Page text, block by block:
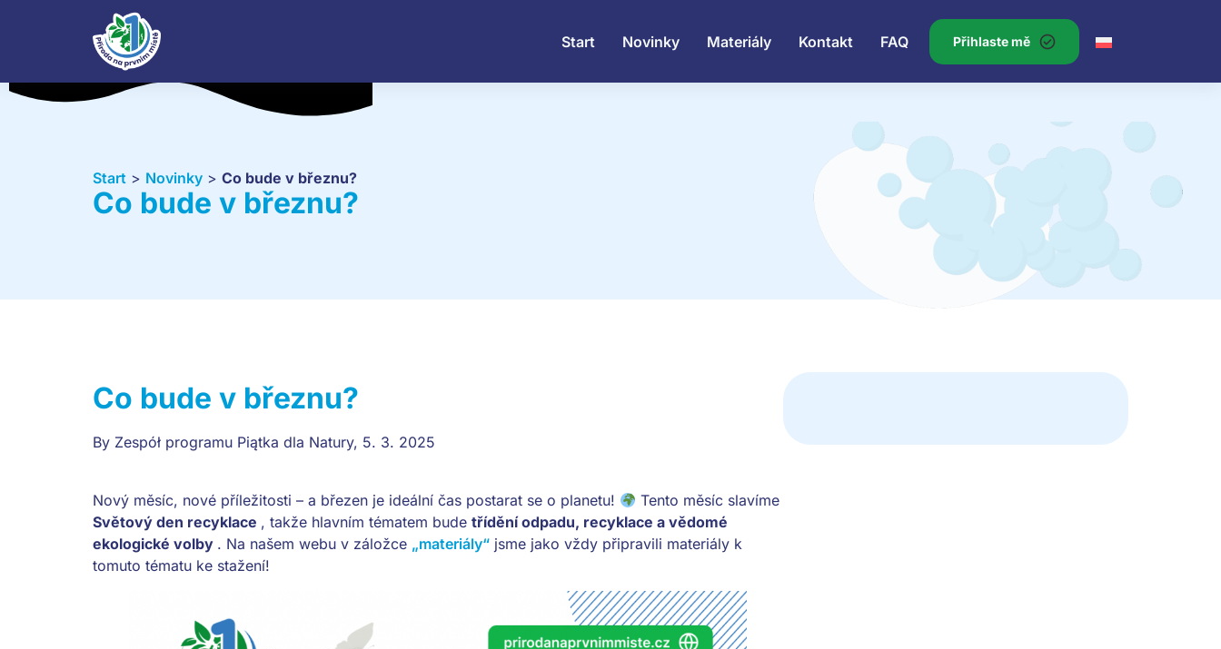
Start Novinky Materiály Kontakt FAQ Přihlaste mě
Start > Novinky > Co bude v březnu?
Co bude v březnu?
Co bude v březnu?
By Zespół programu Piątka dla Natury, 5. 3. 2025
Nový měsíc, nové příležitosti – a březen je ideální čas postarat se o planetu!
Tento měsíc slavíme
Světový den recyklace , takže hlavním tématem bude třídění odpadu, recyklace a vědomé
ekologické volby . Na našem webu v záložce „materiály“ jsme jako vždy připravili materiály k
tomuto tématu ke stažení!